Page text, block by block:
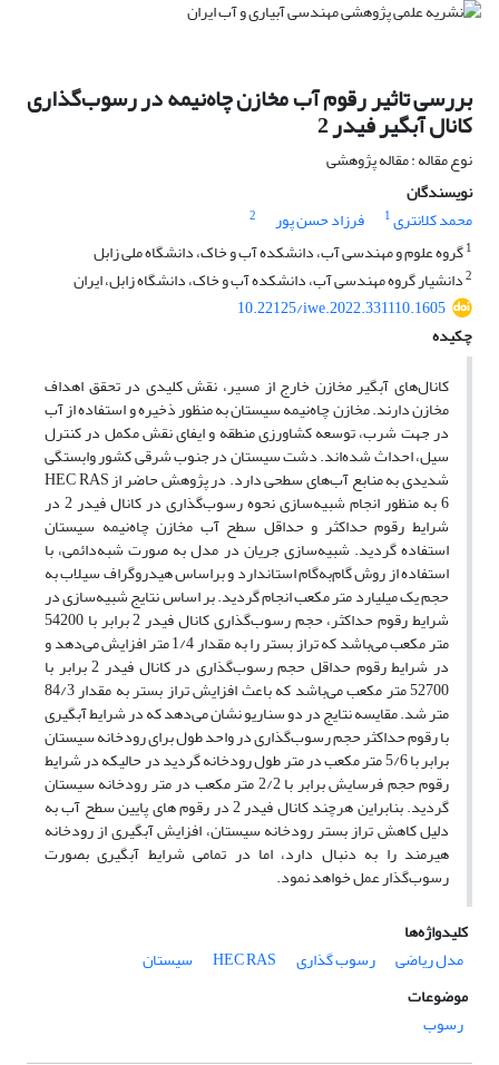
بررسی تاثیر رقوم آب مخازن چاه‌نیمه در رسوب‌گذاری
کانال آبگیر فیدر 2
نوع مقاله : مقاله پژوهشی
نویسندگان
محمد کلانتری1 فرزاد حسن پور
2
1گروه علوم و مهندسی آب، دانشکده آب و خاک، دانشگاه ملی زابل
2دانشیار گروه مهندسی آب، دانشکده آب و خاک، دانشگاه زابل، ایران
10.22125/iwe.2022.331110.1605
چکیده
کانال‌های آبگیر مخازن خارج از مسیر، نقش کلیدی در تحقق اهداف
مخازن دارند. مخازن چاه‌نیمه سیستان به منظور ذخیره و استفاده از آب
در جهت شرب، توسعه کشاورزی منطقه و ایفای نقش مکمل در کنترل
سیل، احداث شده‌اند. دشت سیستان در جنوب ‌شرقی کشور وابستگی
شدیدی به منابع آب‌های سطحی دارد. در پژوهش حاضر از HEC RAS
6 به‌ منظور انجام شبیه‌سازی نحوه رسوب‌گذاری در کانال‌ فیدر 2 در
شرایط رقوم حداکثر و حداقل سطح آب مخازن چاه‌نیمه سیستان
استفاده گردید. شبیه‌سازی جریان در مدل به صورت شبه‌دائمی، با
استفاده از روش گام‌به‌گام استاندارد و براساس هیدروگراف سیلاب به
حجم یک میلیارد متر مکعب انجام گردید. بر اساس نتایج شبیه‌سازی در
شرایط رقوم حداکثر، حجم رسوب‌گذاری کانال فیدر 2 برابر با 54200
متر مکعب می‌باشد که تراز بستر را به مقدار 1/4 متر افزایش می‌دهد و
در شرایط رقوم حداقل حجم رسوب‌گذاری در کانال فیدر 2 برابر با
52700 متر مکعب می‌باشد که باعث افزایش تراز بستر به مقدار 84/3
متر شد. مقایسه نتایج در دو سناریو نشان می‌دهد که در شرایط آبگیری
با رقوم حداکثر حجم رسوب‌گذاری در واحد طول برای رودخانه سیستان
برابر با 5/6 متر مکعب در متر طول رودخانه گردید در حالیکه در شرایط
رقوم حجم فرسایش برابر با 2/2 متر مکعب در متر رودخانه سیستان
گردید. بنابراین هرچند کانال فیدر 2 در رقوم های پایین سطح آب به
دلیل کاهش تراز بستر رودخانه سیستان، افزایش آبگیری از رودخانه
هیرمند را به دنبال دارد، اما در تمامی شرایط آبگیری بصورت
رسوب‌گذار عمل خواهد نمود.
کلیدواژه‌ها
مدل ریاضی
رسوب گذاری HEC RAS
سیستان
موضوعات
رسوب